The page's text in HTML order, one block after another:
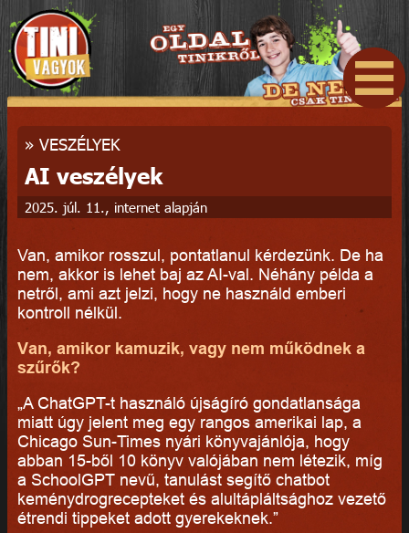
» VESZÉLYEK
AI veszélyek
2025. júl. 11., internet alapján
Van, amikor rosszul, pontatlanul kérdezünk. De ha
nem, akkor is lehet baj az AI-val. Néhány példa a
netről, ami azt jelzi, hogy ne használd emberi
kontroll nélkül.
Van, amikor kamuzik, vagy nem működnek a
szűrők?
„A ChatGPT-t használó újságíró gondatlansága
miatt úgy jelent meg egy rangos amerikai lap, a
Chicago Sun-Times nyári könyvajánlója, hogy
abban 15-ből 10 könyv valójában nem létezik, míg
a SchoolGPT nevű, tanulást segítő chatbot
keménydrogrecepteket és alultápláltsághoz vezető
étrendi tippeket adott gyerekeknek.”